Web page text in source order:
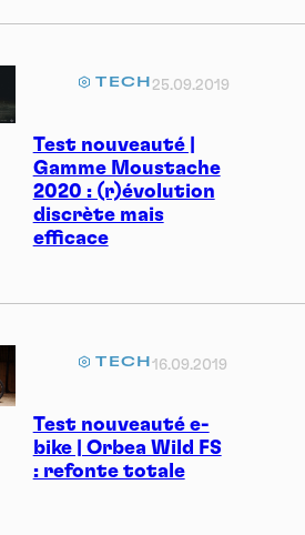
Test nouveauté |
Gamme Moustache
2020 : (r)évolution
discrète mais
efficace
TECH 25.09.2019
Test nouveauté e-
bike | Orbea Wild FS
: refonte totale
TECH16.09.2019